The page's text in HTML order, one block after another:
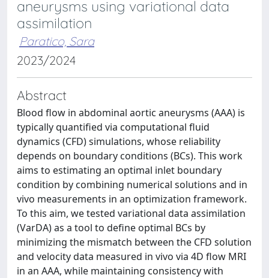
aneurysms using variational data
assimilation
Paratico, Sara
2023/2024
Abstract
Blood flow in abdominal aortic aneurysms (AAA) is
typically quantified via computational fluid
dynamics (CFD) simulations, whose reliability
depends on boundary conditions (BCs). This work
aims to estimating an optimal inlet boundary
condition by combining numerical solutions and in
vivo measurements in an optimization framework.
To this aim, we tested variational data assimilation
(VarDA) as a tool to define optimal BCs by
minimizing the mismatch between the CFD solution
and velocity data measured in vivo via 4D flow MRI
in an AAA, while maintaining consistency with